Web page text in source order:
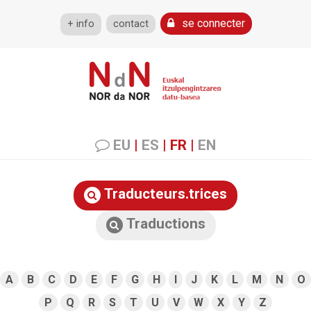
+ info contact se connecter
EU | ES | FR | EN
Traducteurs.trices
Traductions
A B C D E F G H I J K L M N
O
P
Q R S T U V W X Y Z